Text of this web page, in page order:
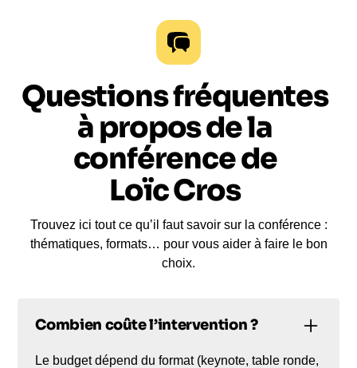
Questions fréquentes
à propos de la
conférence de
Loïc Cros
Trouvez ici tout ce qu’il faut savoir sur la conférence :
thématiques, formats… pour vous aider à faire le bon
choix.
Combien coûte l’intervention ?
Le budget dépend du format (keynote, table ronde,